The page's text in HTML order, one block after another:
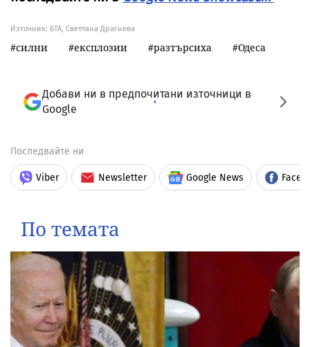
Източник: БТА, Светлана Драгнева
силни експлозии разтърсиха Одеса
Добави ни в предпочитани източници в
Google
Последвайте ни
Viber Newsletter Google News
По темата